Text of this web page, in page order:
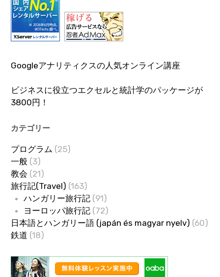
Googleアナリティクスの人気オンライン講座
ビジネスに役立つエクセルと統計学のパッケージが
3800円！
カテゴリー
プログラム (25)
一般 (3)
教会 (21)
旅行記(Travel) (163)
ハンガリー旅行記(91)
ヨーロッパ旅行記(72)
日本語とハンガリー語 (japán és magyar nyelv) (60)
鉄道 (18)